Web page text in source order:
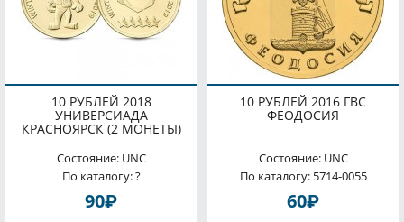
10 РУБЛЕЙ 2018
УНИВЕРСИАДА
КРАСНОЯРСК (2 МОНЕТЫ)
Состояние: UNC
По каталогу: ?
90P
10 РУБЛЕЙ 2016 ГВС
ФЕОДОСИЯ
Состояние: UNC
По каталогу: 5714-0055
60P